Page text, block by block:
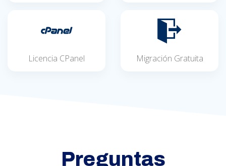
Licencia CPanel Migración Gratuita
Preguntas